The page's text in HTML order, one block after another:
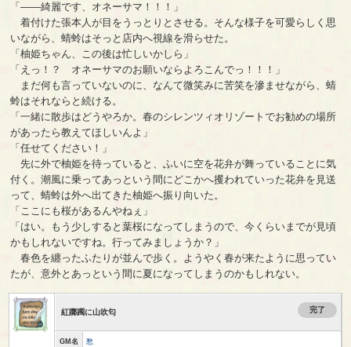
「――綺麗です、オネーサマ！！！」
着付けた張本人が目をうっとりとさせる。そんな様子を可愛らしく思
いながら、蜻蛉はそっと店内へ視線を滑らせた。
「柚姫ちゃん、この後は忙しいかしら」
「えっ！？ オネーサマのお願いならよろこんでっ！！！」
まだ何も言っていないのに、なんて微笑みに苦笑を滲ませながら、蜻
蛉はそれならと続ける。
「一緒に散歩はどうやろか。春のシレンツィオリゾートでお勧めの場所
があったら教えてほしいんよ」
「任せてください！」
先に外で柚姫を待っていると、ふいに空を花弁が舞っていることに気
付く。潮風に乗ってあっという間にどこかへ攫われていった花弁を見送
って、蜻蛉は外へ出てきた柚姫へ振り向いた。
「ここにも桜があるんやねぇ」
「はい。もう少しすると葉桜になってしまうので、今くらいまでが見頃
かもしれないですね。行ってみましょうか？」
春色を纏ったふたりが並んで歩く。ようやく春が来たように思ってい
たが、意外とあっという間に夏になってしまうのかもしれない。
紅躑躅に山吹匂 完了
GM名 愁